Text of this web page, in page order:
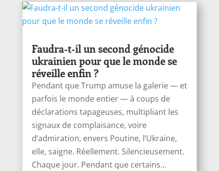
Faudra-t-il un second génocide
ukrainien pour que le monde se
réveille enfin ?
Pendant que Trump amuse la galerie — et
parfois le monde entier — à coups de
déclarations tapageuses, multipliant les
signaux de complaisance, voire
d’admiration, envers Poutine, l’Ukraine,
elle, saigne. Réellement. Silencieusement.
Chaque jour. Pendant que certains...